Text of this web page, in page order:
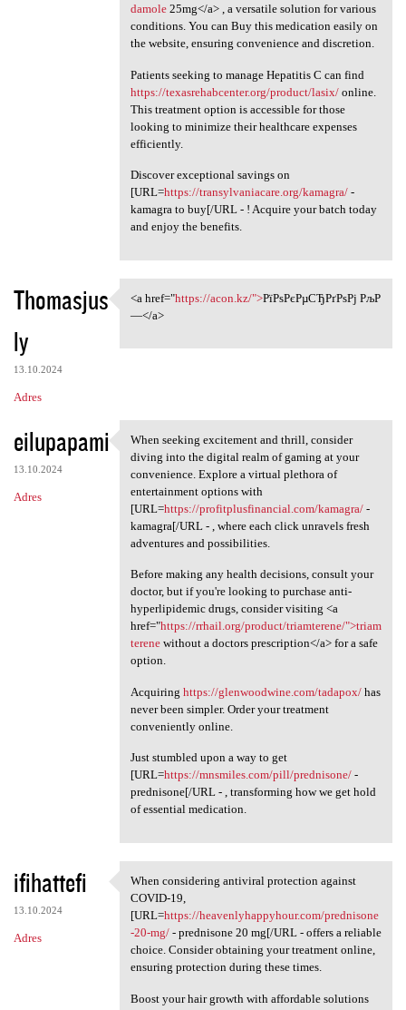
damole25mg</a> , a versatile solution for various
conditions. You can Buy this medication easily on
the website, ensuring convenience and discretion.
Patients seeking to manage Hepatitis C can find
https://texasrehabcenter.org/product/lasix/online.
This treatment option is accessible for those
looking to minimize their healthcare expenses
efficiently.
Discover exceptional savings on
[URL=https://transylvaniacare.org/kamagra/-
kamagra to buy[/URL - ! Acquire your batch today
and enjoy the benefits.
Thomasjus
ly
13.10.2024
Adres
<a href="https://acon.kz/"
<a href="https://acon.kz/">РїРѕРєРµСЂРґРѕРј РљР
—</a>
eilupapami
13.10.2024
Adres
When seeking excitement and
When seeking excitement and thrill, consider
diving into the digital realm of gaming at your
convenience. Explore a virtual plethora of
entertainment options with
[URL=https://profitplusfinancial.com/kamagra/-
kamagra[/URL - , where each click unravels fresh
adventures and possibilities.
Before making any health decisions, consult your
doctor, but if you're looking to purchase anti-
hyperlipidemic drugs, consider visiting <a
href="https://rrhail.org/product/triamterene/">triam
terenewithout a doctors prescription</a> for a safe
option.
Acquiring https://glenwoodwine.com/tadapox/has
never been simpler. Order your treatment
conveniently online.
Just stumbled upon a way to get
[URL=https://mnsmiles.com/pill/prednisone/-
prednisone[/URL - , transforming how we get hold
of essential medication.
ifihattefi
13.10.2024
Adres
When considering antiviral
When considering antiviral protection against
COVID-19,
[URL=https://heavenlyhappyhour.com/prednisone
-20-mg/- prednisone 20 mg[/URL - offers a reliable
choice. Consider obtaining your treatment online,
ensuring protection during these times.
Boost your hair growth with affordable solutions